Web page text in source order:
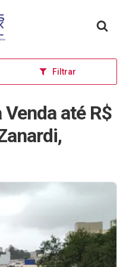
inicial
Filtrar
até R$